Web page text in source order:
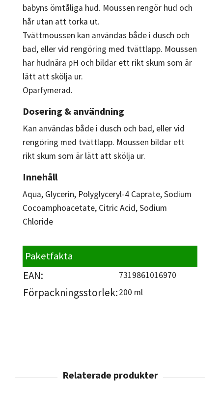
babyns ömtåliga hud. Moussen rengör hud och
hår utan att torka ut.
Tvättmoussen kan användas både i dusch och
bad, eller vid rengöring med tvättlapp. Moussen
har hudnära pH och bildar ett rikt skum som är
lätt att skölja ur.
Oparfymerad.
Dosering & användning
Kan användas både i dusch och bad, eller vid
rengöring med tvättlapp. Moussen bildar ett
rikt skum som är lätt att skölja ur.
Innehåll
Aqua, Glycerin, Polyglyceryl-4 Caprate, Sodium
Cocoamphoacetate, Citric Acid, Sodium
Chloride
Paketfakta
EAN: 7319861016970
Förpackningsstorlek:200 ml